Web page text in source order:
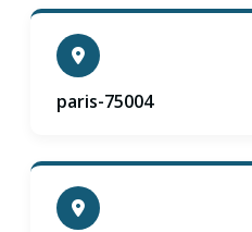
paris-75004